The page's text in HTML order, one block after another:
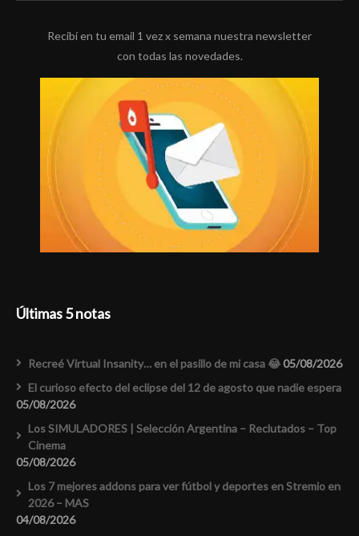
Recibí en tu email 1 vez x semana nuestra newsletter
con todas las novedades.
Últimas 5 notas
Recreé Virtual Insanity… en el pasillo de mi casa 😂05/08/2026
El curioso efecto del eclipse del 12 de agosto que nadie espera
05/08/2026
Los SIMULADORES | Selección Argentina – Reclutados – Top
Cinema
05/08/2026
Los 7 mejores addons para ver fútbol y deportes en Stremio en
2026 – MAS
04/08/2026